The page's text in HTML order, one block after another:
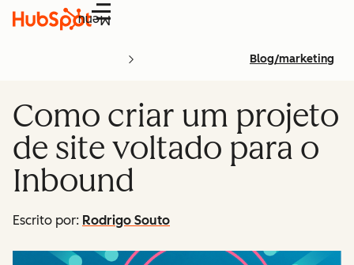
Menu
Blog/marketing
Como criar um projeto
de site voltado para o
Inbound
Escrito por: Rodrigo Souto